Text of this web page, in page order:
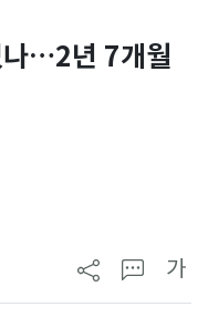
나…2년 7개월
가